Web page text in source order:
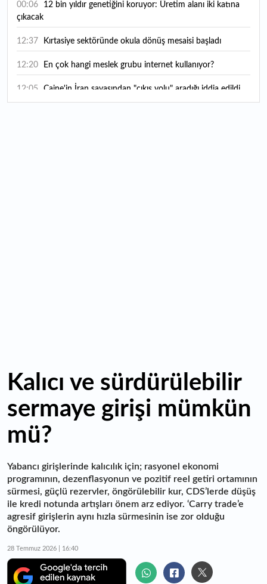
00:06
çıkacak
12:37 Kırtasiye sektöründe okula dönüş mesaisi başladı
12:20 En çok hangi meslek grubu internet kullanıyor?
12:05 Caine'in İran savaşından "çıkış yolu" aradığı iddia edildi
Kalıcı ve sürdürülebilir
sermaye girişi mümkün
mü?
Yabancı girişlerinde kalıcılık için; rasyonel ekonomi
programının, dezenflasyonun ve pozitif reel getiri ortamının
sürmesi, güçlü rezervler, öngörülebilir kur, CDS’lerde düşüş
ile kredi notunda artışları önem arz ediyor. ‘Carry trade’e
agresif girişlerin aynı hızla sürmesinin ise zor olduğu
öngörülüyor.
28 Temmuz 2026 | 16:40